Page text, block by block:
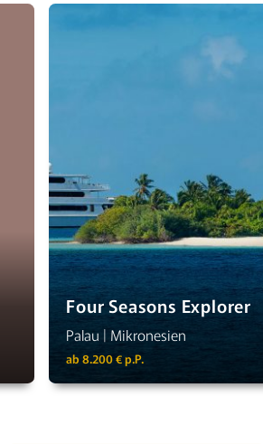
Four Seasons Explorer
Palau | Mikronesien
ab 8.200 € p.P.